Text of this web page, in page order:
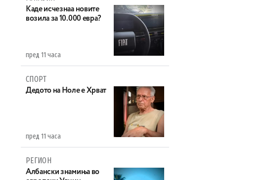
Каде исчезнаа новите
возила за 10.000 евра?
пред 11 часа
СПОРТ
Дедото на Ноле е Хрват
пред 11 часа
РЕГИОН
Aлбански знамиња во